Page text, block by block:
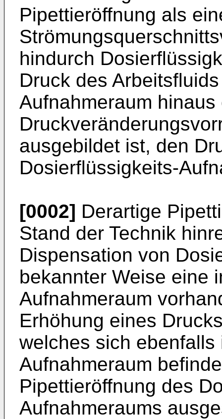
Pipettieröffnung als
hindurch
Druck des
Aufnahmeraum
ausgebildet ist, den
Dosierflüssigkeits-
[0002] Derartige
Stand der Technik
Dispensation von
bekannter Weise eine
Aufnahmeraum
Erhöhung eines
welches sich
Aufnahmeraum
Pipettieröffnung des
Aufnahmeraums